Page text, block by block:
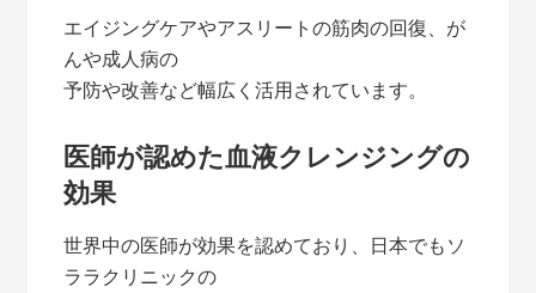
エイジングケアやアスリートの筋肉の回復、が
んや成人病の
予防や改善など幅広く活用されています。
医師が認めた血液クレンジングの
効果
世界中の医師が効果を認めており、日本でもソ
ララクリニックの